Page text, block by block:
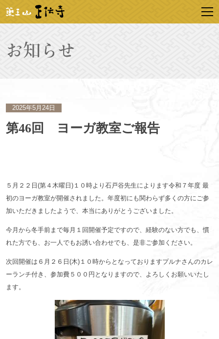
2025年5月24日
第46回 ヨーガ教室ご報告
５月２２日(第４木曜日)１０時より石戸谷先生によります令和７年度 最
初のヨーガ教室が開催されました。年度初にも関わらず多くの方にご参
加いただきましたようで、本当にありがとうございました。
今月から冬手前まで毎月１回開催予定ですので、経験のない方でも、慣
れた方でも、お一人でもお誘い合わせでも、是非ご参加ください。
次回開催は６月２６日(木)１０時からとなっておりますプルナさんのカレ
ーランチ付き、参加費５００円となりますので、よろしくお願いいたし
ます。